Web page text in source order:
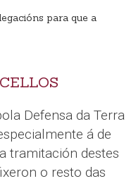
para que a
Defensa da Terra
á de
tramitación destes
o resto das